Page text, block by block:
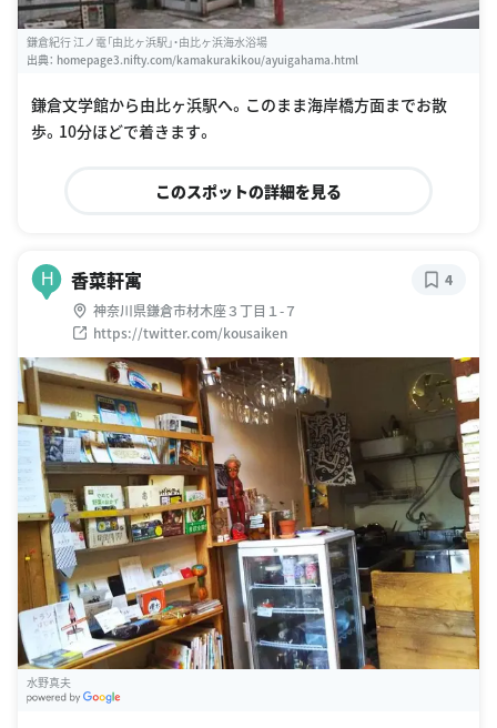
鎌倉紀行 江ノ電「由比ヶ浜駅」・由比ヶ浜海水浴場
出典： homepage3.nifty.com/kamakurakikou/ayuigahama.html
鎌倉文学館から由比ヶ浜駅へ。このまま海岸橋方面までお散
歩。10分ほどで着きます。
このスポットの詳細を見る
H 香菜軒寓
神奈川県鎌倉市材木座３丁目１-７
https://twitter.com/kousaiken
4
水野真夫